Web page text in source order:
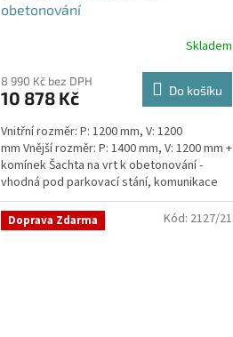
obetonování
Skladem
8 990 Kč bez DPH
10 878 Kč Do košíku
Vnitřní rozměr: P: 1200 mm, V: 1200
mm Vnější rozměr: P: 1400 mm, V: 1200 mm +
komínek Šachta na vrt k obetonování -
vhodná pod parkovací stání, komunikace
nebo do míst...
Doprava Zdarma Kód: 2127/21